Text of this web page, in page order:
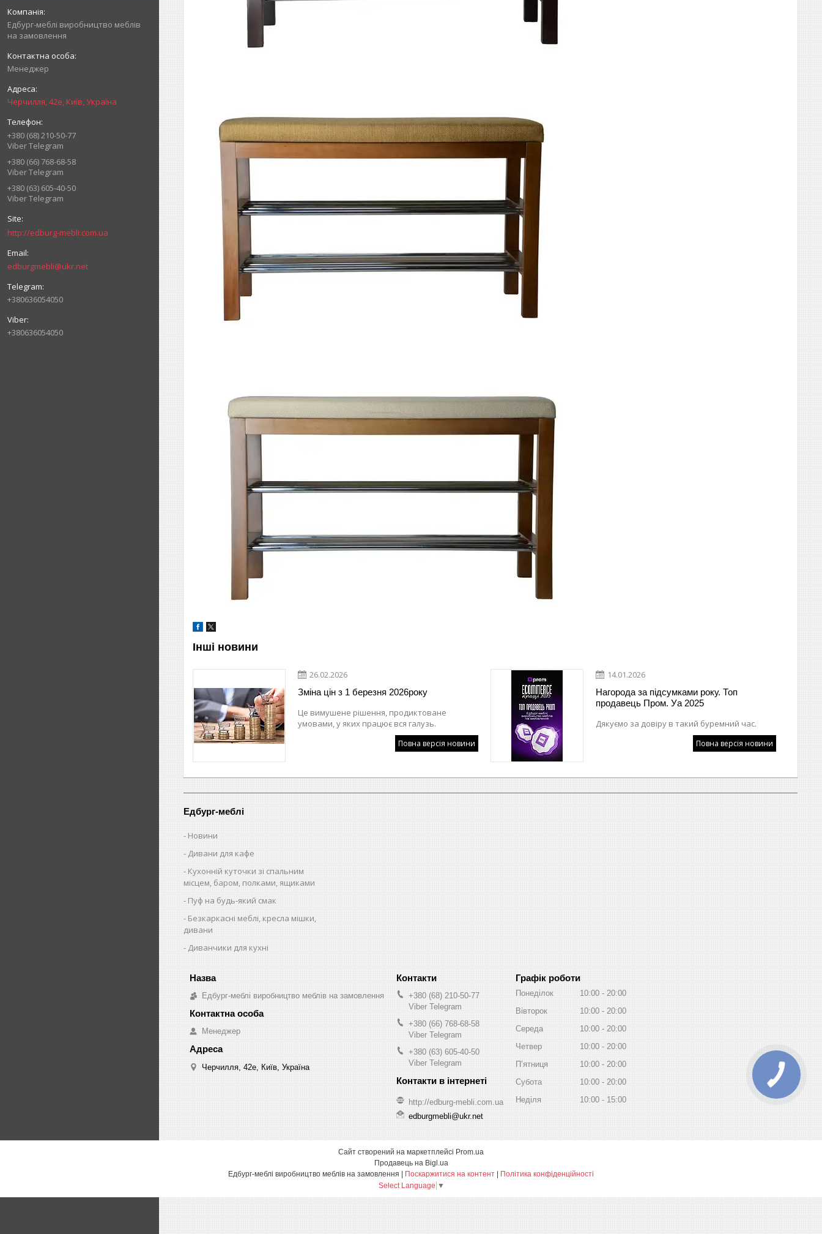
Едбург-меблі виробництво меблів
на замовлення
Менеджер
Черчилля, 42е, Київ, Україна
+380 (68) 210-50-77
Viber Telegram
+380 (66) 768-68-58
Viber Telegram
+380 (63) 605-40-50
Viber Telegram
http://edburg-mebli.com.ua
edburgmebli@ukr.net
+380636054050
+380636054050
Інші новини
26.02.2026
Зміна цін з 1 березня 2026року
Це вимушене рішення, продиктоване
умовами, у яких працює вся галузь.
Повна версія новини
14.01.2026
Нагорода за підсумками року. Топ
продавець Пром. Уа 2025
Дякуємо за довіру в такий буремний час.
Повна версія новини
Едбург-меблі
Новини
Дивани для кафе
Кухонній куточки зі спальним
місцем, баром, полками, ящиками
Пуф на будь-який смак
Безкаркасні меблі, кресла мішки,
дивани
Диванчики для кухні
Едбург-меблі виробництво меблів на замовлення
Менеджер
Черчилля, 42е, Київ, Україна
+380 (68) 210-50-77
Viber Telegram
+380 (66) 768-68-58
Viber Telegram
+380 (63) 605-40-50
Viber Telegram
http://edburg-mebli.com.ua
edburgmebli@ukr.net
Графік роботи
Понеділок 10:00
20:00
Вівторок
10:00
20:00
Середа
10:00
20:00
Четвер
10:00
20:00
Пʼятниця
10:00
20:00
Субота
10:00
20:00
Неділя
10:00 15:00
Сайт створений на маркетплейсі Prom.ua
Продавець на Bigl.ua
Едбург-меблі виробництво меблів на замовлення | Поскаржитися на контент | Політика конфіденційності
Select Language ▼